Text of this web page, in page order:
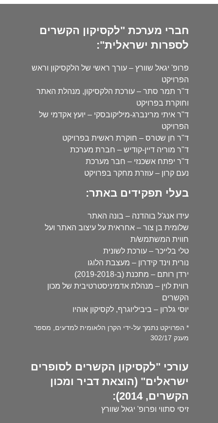
חברי מערכת "לקסיקון הקשרים
לספרות ישראלית":
פרופ' יגאל שוורץ – עורך ראשי של הלקסיקון וראש
הפרויקט
ד"ר תמר סתר – עורכת הלקסיקון, מנהלת האתר
וחוקרת בפרויקט
ד"ר איתי מרינברג-מיליקובסקי – יועץ אקדמי של
הפרויקט
ד"ר חן שטרס – חוקרת ראשית בפרויקט
ד"ר מוריה דיין-קודיש – חברת מערכת
ד"ר יפתח אשכנזי – חבר מערכת
נעם קרון – עוזרת מחקר בפרויקט
בעלי תפקידים באתר:
עידו אנג'ל בוהדנה – בונה האתר
שלומית בן צור – אחראית על עיצוב האתר ועל
חווית המשתמש/ת
טלי בלייכר – עורכת לשונית
נורית וינד קידרון – מעצבת הלוגו
ירדן רותם – מתכנת (ב-2019-2018)
רווית לוין – מנהלת אדמיניסטרטיבית של מכון
הקשרים
יוסי גלרון – ביביליוגרף, לקסיקון אוהיו
* הפרויקט נתמך על-ידי הקרן הלאומית למדעים, מספר
מענק 302/17
עורכי "לקסיקון הקשרים לסופרים
ישראלים" (הוצאת דביר ומכון
הקשרים, 2014):
זיסי סתווי ופרופ' יגאל שוורץ